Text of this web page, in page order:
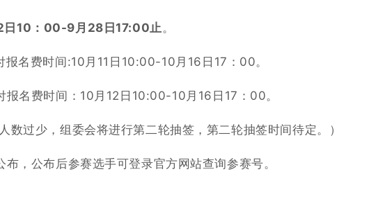
日10：00-9月28日17:00止。
报名费时间:10月11日10:00-10月16日17：00。
报名费时间：10月12日10:00-10月16日17：00。
数过少，组委会将进行第二轮抽签，第二轮抽签时间待定。）
布，公布后参赛选手可登录官方网站查询参赛号。